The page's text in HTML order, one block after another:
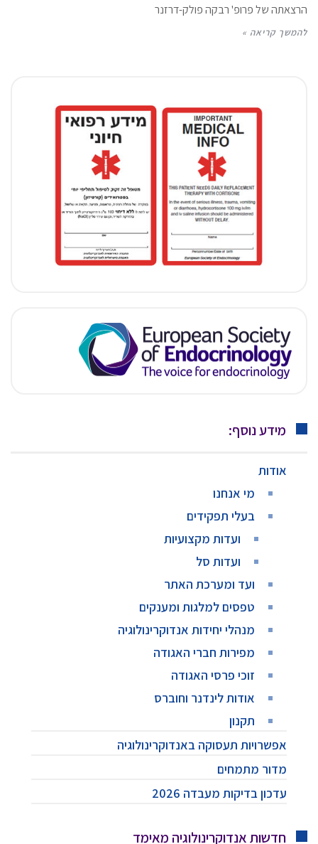
הרצאתה של פרופ' רבקה פולק-דרזנר
להמשך קריאה »
מידע נוסף:
אודות
מי אנחנו
בעלי תפקידים
ועדות מקצועיות
ועדות סל
ועד ומערכת האתר
טפסים למלגות ומענקים
מנהלי יחידות אנדוקרינולוגיה
מפירות חברי האגודה
זוכי פרסי האגודה
אודות לינדנר וחוברס
תקנון
אפשרויות תעסוקה באנדוקרינולוגיה
מדור מתמחים
עדכון בדיקות מעבדה 2026
חדשות אנדוקרינולוגיה מאימד